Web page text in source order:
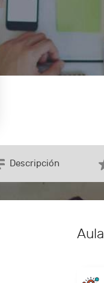
Descripción